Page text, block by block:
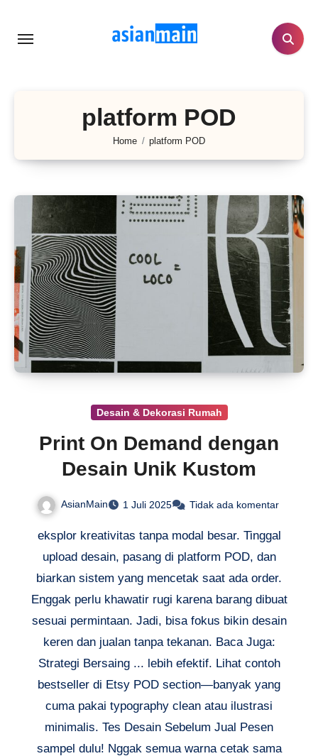
platform POD
Home platform POD
Desain & Dekorasi Rumah
Print On Demand dengan
Desain Unik Kustom
AsianMain 1 Juli 2025 Tidak ada komentar
eksplor kreativitas tanpa modal besar. Tinggal
upload desain, pasang di platform POD, dan
biarkan sistem yang mencetak saat ada order.
Enggak perlu khawatir rugi karena barang dibuat
sesuai permintaan. Jadi, bisa fokus bikin desain
keren dan jualan tanpa tekanan. Baca Juga:
Strategi Bersaing ... lebih efektif. Lihat contoh
bestseller di Etsy POD section—banyak yang
cuma pakai typography clean atau ilustrasi
minimalis. Tes Desain Sebelum Jual Pesen
sampel dulu! Nggak semua warna cetak sama